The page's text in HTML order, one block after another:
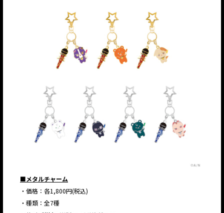
■メタルチャーム
・価格：各1,800円(税込)
・種類：全7種